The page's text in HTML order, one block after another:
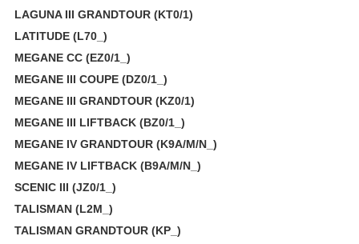
LAGUNA III GRANDTOUR (KT0/1)
LATITUDE (L70_)
MEGANE CC (EZ0/1_)
MEGANE III COUPE (DZ0/1_)
MEGANE III GRANDTOUR (KZ0/1)
MEGANE III LIFTBACK (BZ0/1_)
MEGANE IV GRANDTOUR (K9A/M/N_)
MEGANE IV LIFTBACK (B9A/M/N_)
SCENIC III (JZ0/1_)
TALISMAN (L2M_)
TALISMAN GRANDTOUR (KP_)